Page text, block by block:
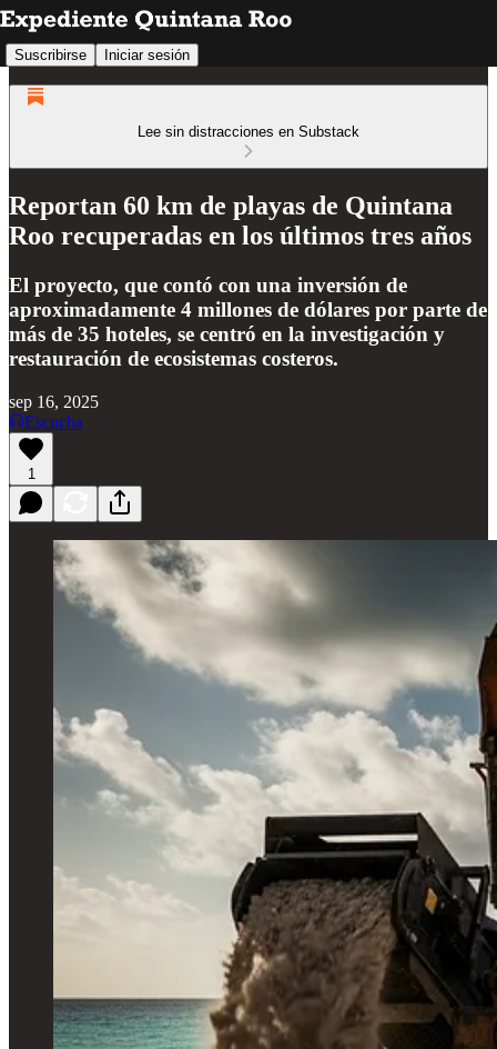
Suscribirse Iniciar sesión
Lee sin distracciones en Substack
Reportan 60 km de playas de Quintana
Roo recuperadas en los últimos tres años
El proyecto, que contó con una inversión de
aproximadamente 4 millones de dólares por parte de
más de 35 hoteles, se centró en la investigación y
restauración de ecosistemas costeros.
sep 16, 2025
Escucha
1